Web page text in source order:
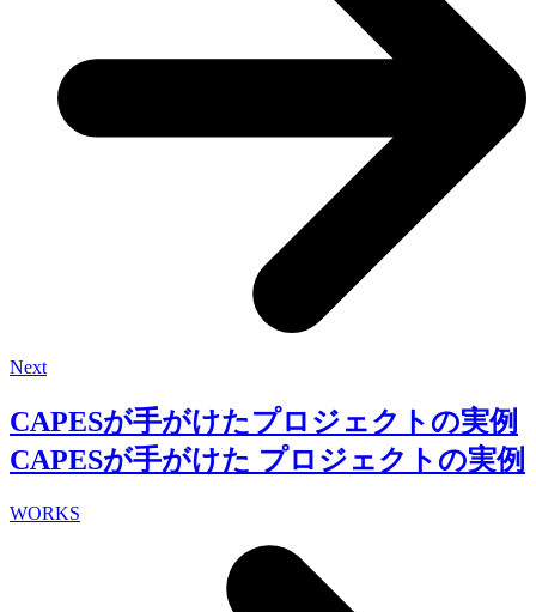
Next
CAPESが手がけたプロジェクトの実例
CAPESが手がけた プロジェクトの実例
WORKS